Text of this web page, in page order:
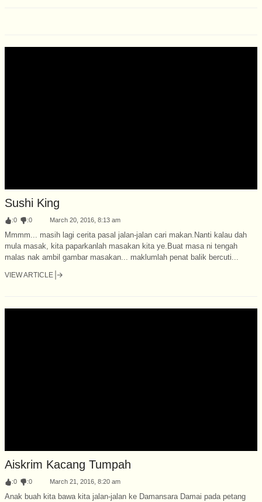
Sushi King
:0 :0 March 20, 2016, 8:13 am
Mmmm... masih lagi cerita pasal jalan-jalan cari makan.Nanti kalau dah
mula masak, kita paparkanlah masakan kita ye.Buat masa ni tengah
malas nak ambil gambar masakan... maklumlah penat balik bercuti...
VIEW ARTICLE
Aiskrim Kacang Tumpah
:0 :0 March 21, 2016, 8:20 am
Anak buah kita bawa kita jalan-jalan ke Damansara Damai pada petang